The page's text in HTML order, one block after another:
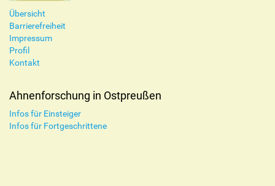
Übersicht
Barrierefreiheit
Impressum
Profil
Kontakt
Ahnenforschung in Ostpreußen
Infos für Einsteiger
Infos für Fortgeschrittene